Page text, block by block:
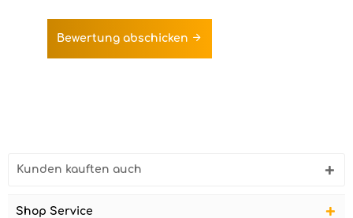
Bewertung abschicken
Kunden kauften auch
Shop Service